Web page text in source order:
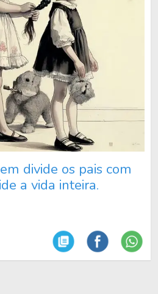
divide os pais com
a vida inteira.